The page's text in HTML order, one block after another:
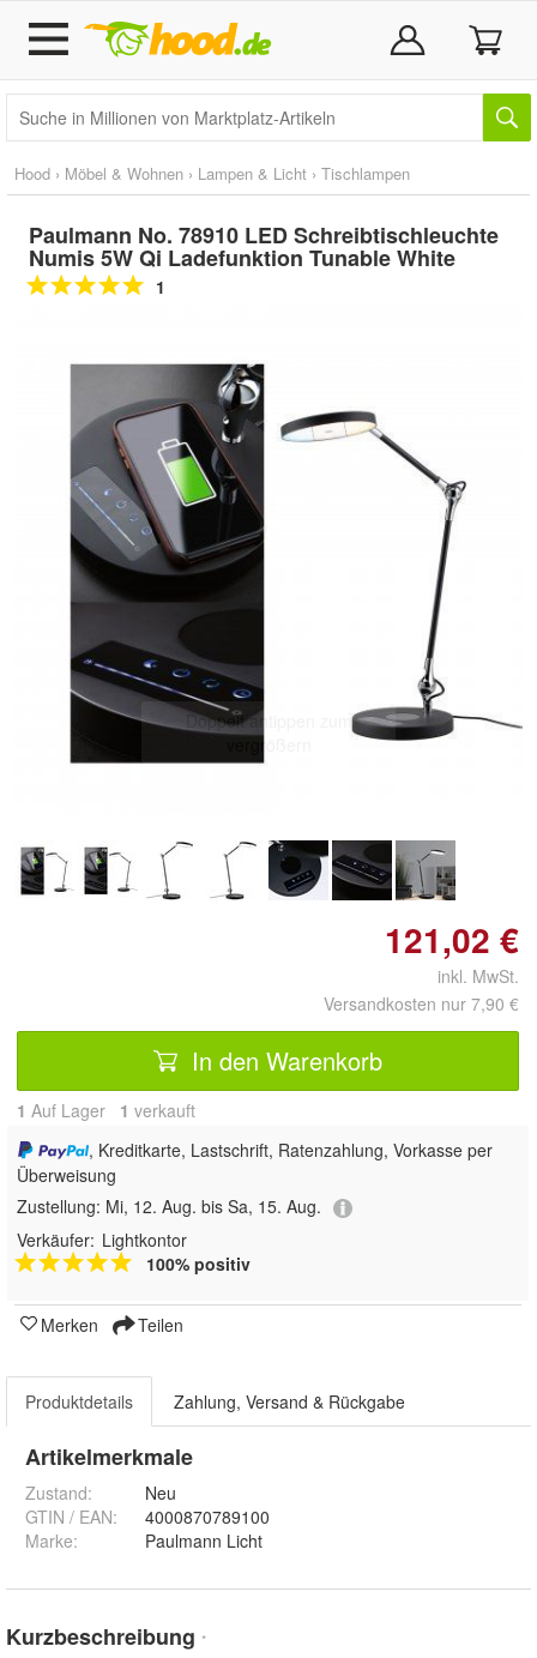
Hood › Möbel & Wohnen › Lampen & Licht › Tischlampen
Paulmann No. 78910 LED Schreibtischleuchte
Numis 5W Qi Ladefunktion Tunable White
1
Doppelt antippen zum
vergrößern
121,02 €
inkl. MwSt.
Versandkosten nur 7,90 €
In den Warenkorb
1 Auf Lager 1 verkauft
, Kreditkarte, Lastschrift, Ratenzahlung, Vorkasse per
Überweisung
Zustellung: Mi, 12. Aug. bis Sa, 15. Aug.
Verkäufer: Lightkontor
100% positiv
Merken Teilen
Produktdetails Zahlung, Versand & Rückgabe
Artikelmerkmale
Zustand:
Neu
GTIN / EAN:
4000870789100
Marke:
Paulmann Licht
Kurzbeschreibung *